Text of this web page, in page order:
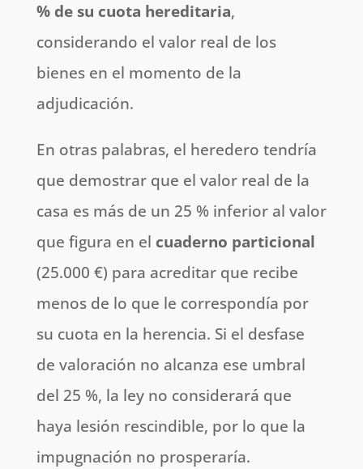
% de su cuota hereditaria,
considerando el valor real de los
bienes en el momento de la
adjudicación.
En otras palabras, el heredero tendría
que demostrar que el valor real de la
casa es más de un 25 % inferior al valor
que figura en el cuaderno particional
(25.000 €) para acreditar que recibe
menos de lo que le correspondía por
su cuota en la herencia. Si el desfase
de valoración no alcanza ese umbral
del 25 %, la ley no considerará que
haya lesión rescindible, por lo que la
impugnación no prosperaría.